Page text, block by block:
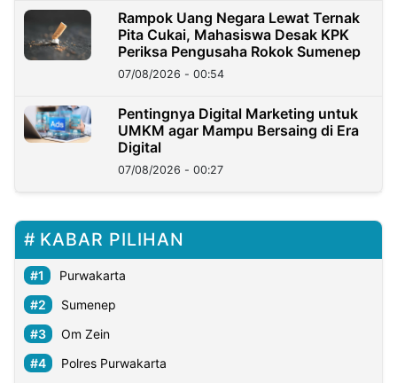
Rampok Uang Negara Lewat Ternak
Pita Cukai, Mahasiswa Desak KPK
Periksa Pengusaha Rokok Sumenep
07/08/2026 - 00:54
Pentingnya Digital Marketing untuk
UMKM agar Mampu Bersaing di Era
Digital
07/08/2026 - 00:27
KABAR PILIHAN
Purwakarta
Sumenep
Om Zein
Polres Purwakarta